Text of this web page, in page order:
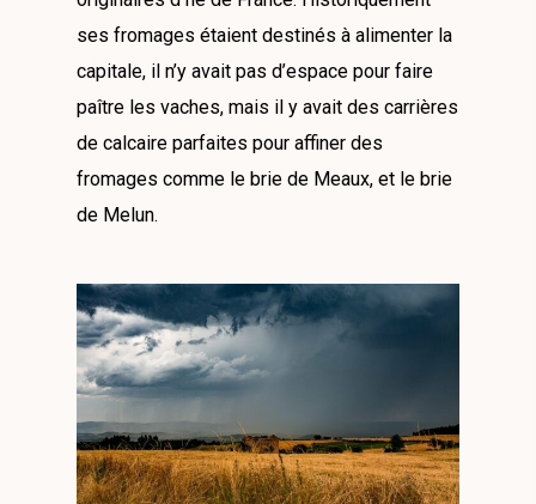
ses fromages étaient destinés à alimenter la
capitale, il n’y avait pas d’espace pour faire
paître les vaches, mais il y avait des carrières
de calcaire parfaites pour affiner des
fromages comme le brie de Meaux, et le brie
de Melun.